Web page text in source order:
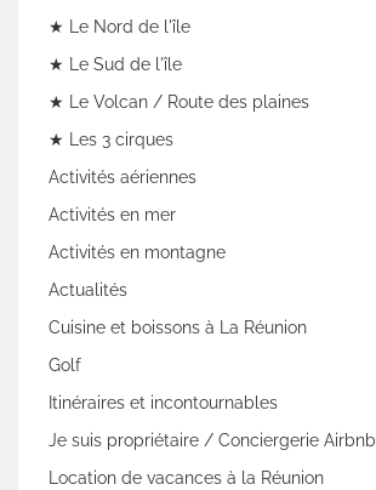
★ Le Nord de l'île
★ Le Sud de l'île
★ Le Volcan / Route des plaines
★ Les 3 cirques
Activités aériennes
Activités en mer
Activités en montagne
Actualités
Cuisine et boissons à La Réunion
Golf
Itinéraires et incontournables
Je suis propriétaire / Conciergerie Airbnb
Location de vacances à la Réunion